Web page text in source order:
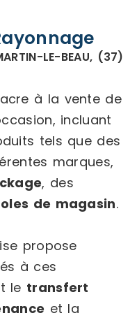
LE-BEAU, (37)
à la vente de
incluant
tels que des
marques,
, des
de magasin.
propose
à ces
le transfert
et la